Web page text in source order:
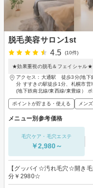
脱毛美容サロン1st
4.5
(10件)
★効果重視の脱毛＆フェイシャル
アクセス：大通駅 徒歩3分(地下
分 すすきの駅徒歩1分、札幌市
(地下鉄南北線/東西線/東豊線）
ポイントが貯まる・使える メン
メニュー別参考価格
毛穴ケア・毛穴エステ
￥2,980～
【グッバイ☆汚れ毛穴☆開き
分￥2980☆